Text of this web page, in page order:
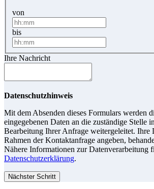
von
bis
Ihre Nachricht
Datenschutzhinweis
Mit dem Absenden dieses Formulars werden
eingegebenen Daten an die zuständige Stelle
Bearbeitung Ihrer Anfrage weitergeleitet. Ihre
Rahmen der Kontaktanfrage angeben,
Nähere Informationen zur Datenverarbeitung
Datenschutzerklärung.
Nächster Schritt